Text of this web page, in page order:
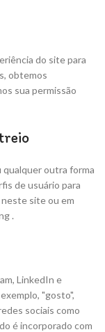
do site para
obtemos
sua permissão
outra forma
de usuário para
site ou em
.
LinkedIn e
"gosto",
sociais como
é incorporado com